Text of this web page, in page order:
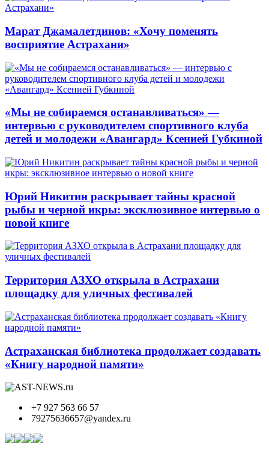
Марат Джамалетдинов: «Хочу поменять
восприятие Астрахани»
«Мы не собираемся останавливаться» —
интервью с руководителем спортивного клуба
детей и молодежи «Авангард» Ксенией Губкиной
Юрий Никитин раскрывает тайны красной
рыбы и черной икры: эксклюзивное интервью о
новой книге
Территория АЗХО открыла в Астрахани
площадку для уличных фестивалей
Астраханская библиотека продолжает создавать
«Книгу народной памяти»
+7 927 563 66 57
79275636657@yandex.ru